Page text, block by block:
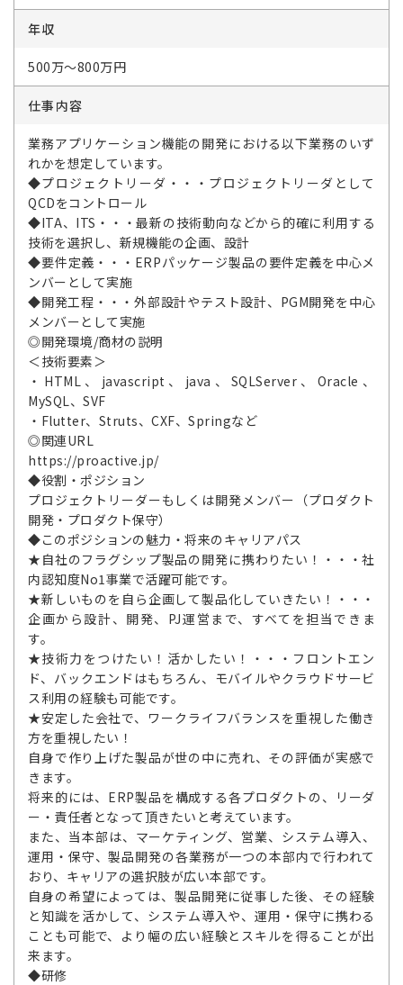
年収
500万～800万円
仕事内容
業務アプリケーション機能の開発における以下業務のいず
れかを想定しています。
◆プロジェクトリーダ・・・プロジェクトリーダとして
QCDをコントロール
◆ITA、ITS・・・最新の技術動向などから的確に利用する
技術を選択し、新規機能の企画、設計
◆要件定義・・・ERPパッケージ製品の要件定義を中心メ
ンバーとして実施
◆開発工程・・・外部設計やテスト設計、PGM開発を中心
メンバーとして実施
◎開発環境/商材の説明
＜技術要素＞
・HTML、javascript、java、SQLServer、Oracle、
MySQL、SVF
・Flutter、Struts、CXF、Springなど
◎関連URL
https://proactive.jp/
◆役割・ポジション
プロジェクトリーダーもしくは開発メンバー（プロダクト
開発・プロダクト保守）
◆このポジションの魅力・将来のキャリアパス
★自社のフラグシップ製品の開発に携わりたい！・・・社
内認知度No1事業で活躍可能です。
★新しいものを自ら企画して製品化していきたい！・・・
企画から設計、開発、PJ運営まで、すべてを担当できま
す。
★技術力をつけたい！活かしたい！・・・フロントエン
ド、バックエンドはもちろん、モバイルやクラウドサービ
ス利用の経験も可能です。
★安定した会社で、ワークライフバランスを重視した働き
方を重視したい！
自身で作り上げた製品が世の中に売れ、その評価が実感で
きます。
将来的には、ERP製品を構成する各プロダクトの、リーダ
ー・責任者となって頂きたいと考えています。
また、当本部は、マーケティング、営業、システム導入、
運用・保守、製品開発の各業務が一つの本部内で行われて
おり、キャリアの選択肢が広い本部です。
自身の希望によっては、製品開発に従事した後、その経験
と知識を活かして、システム導入や、運用・保守に携わる
ことも可能で、より幅の広い経験とスキルを得ることが出
来ます。
◆研修